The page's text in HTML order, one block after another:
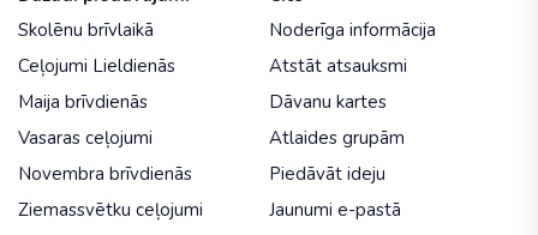
Skolēnu brīvlaikā
Ceļojumi Lieldienās
Maija brīvdienās
Vasaras ceļojumi
Novembra brīvdienās
Ziemassvētku ceļojumi
Noderīga informācija
Atstāt atsauksmi
Dāvanu kartes
Atlaides grupām
Piedāvāt ideju
Jaunumi e-pastā